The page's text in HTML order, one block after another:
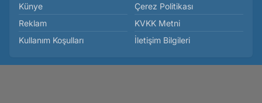
Künye
Reklam
Kullanım Koşulları
Çerez Politikası
KVKK Metni
İletişim Bilgileri